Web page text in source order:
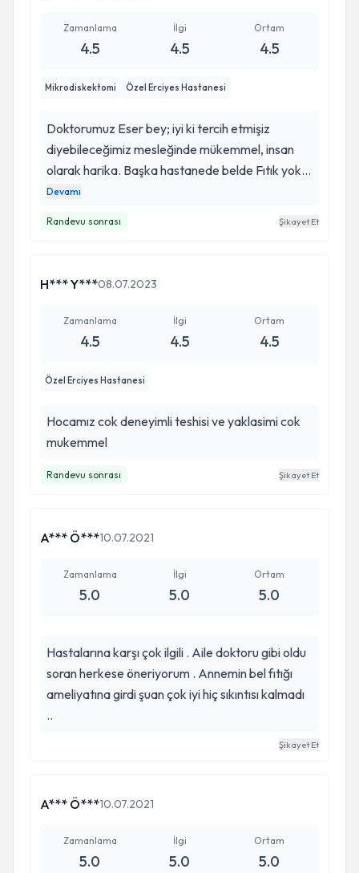
Zamanlama
4.5
İlgi
4.5
Ortam
4.5
Mikrodiskektomi Özel Erciyes Hastanesi
Doktorumuz Eser bey; iyi ki tercih etmişiz
diyebileceğimiz mesleğinde mükemmel, insan
olarak harika. Başka hastanede belde Fıtık yok
denilen MR da fıtık olduğunu görüp yerlerde
Devamı
Randevu sonrası Şikayet Et
H*** Y***08.07.2023
Zamanlama
4.5
İlgi
4.5
Ortam
4.5
Özel Erciyes Hastanesi
Hocamız cok deneyimli teshisi ve yaklasimi cok
mukemmel
Randevu sonrası Şikayet Et
A*** Ö***10.07.2021
Zamanlama
5.0
İlgi
5.0
Ortam
5.0
Hastalarına karşı çok ilgili . Aile doktoru gibi oldu
soran herkese öneriyorum . Annemin bel fıtığı
ameliyatına girdi şuan çok iyi hiç sıkıntısı kalmadı
..
Şikayet Et
A*** Ö***10.07.2021
Zamanlama
5.0
İlgi
5.0
Ortam
5.0